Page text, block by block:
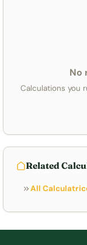
No
Calculations you
Related
All